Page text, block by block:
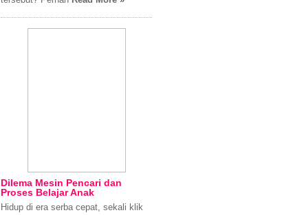
Dilema Mesin Pencari dan
Proses Belajar Anak
Hidup di era serba cepat, sekali klik